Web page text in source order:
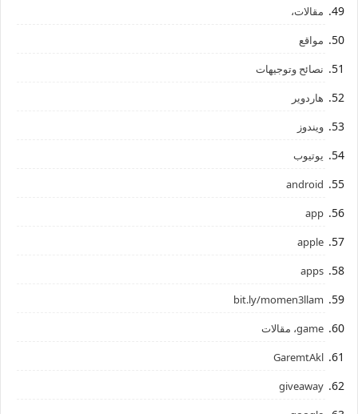
مقالات،
مواقع
نصائح وتوجيهات
هاردوير
ويندوز
يوتيوب
android
app
apple
apps
bit.ly/momen3llam
game، مقالات
GaremtAkl
giveaway